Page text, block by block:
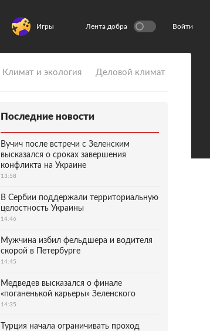
Игры Лента добра Войти
Климат и экология Деловой климат
Последние новости
Вучич после встречи с Зеленским
высказался о сроках завершения
конфликта на Украине
13:58
В Сербии поддержали территориальную
целостность Украины
14:46
Мужчина избил фельдшера и водителя
скорой в Петербурге
14:45
Медведев высказался о финале
«поганенькой карьеры» Зеленского
14:35
Турция начала ограничивать проход